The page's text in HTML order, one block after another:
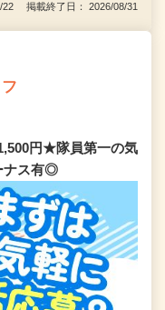
22 掲載終了日： 2026/08/31
円★隊員第一の気
ナス有◎